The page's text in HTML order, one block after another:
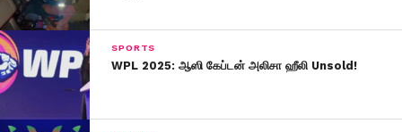
SPORTS
WPL 2025: ஆஸி கேப்டன் அலிசா ஹீலி Unsold!